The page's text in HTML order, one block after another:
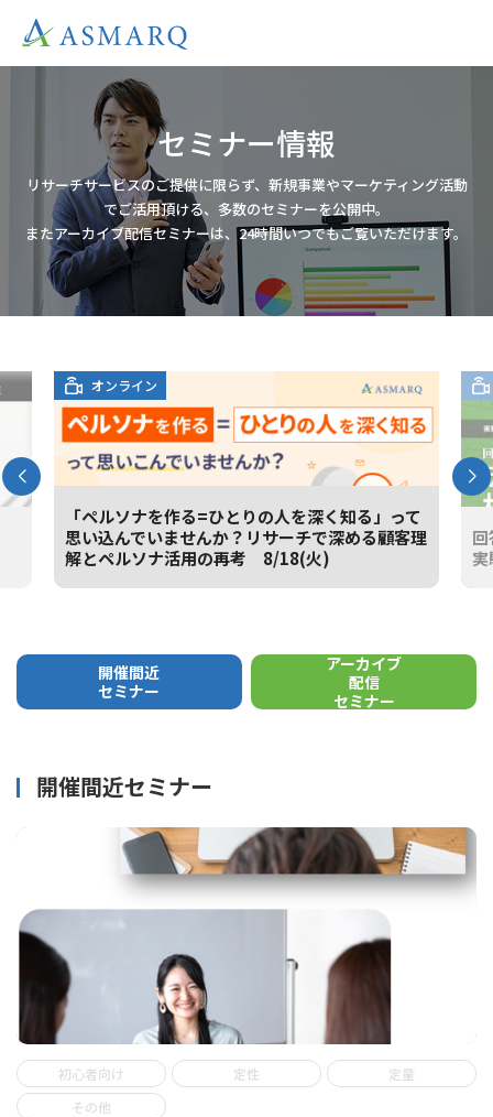
セミナー情報
リサーチサービスのご提供に限らず、新規事業やマーケティング活動
でご活用頂ける、多数のセミナーを公開中。
またアーカイブ配信セミナーは、24時間いつでもご覧いただけます。
「ペルソナを作る=ひとりの人を深く知る」って
思い込んでいませんか？リサーチで深める顧客理
解とペルソナ活用の再考 8/18(火)
オンライン
開催間近
セミナー
アーカイブ
配信
セミナー
開催間近セミナー
初心者向け 定性
定量
その他